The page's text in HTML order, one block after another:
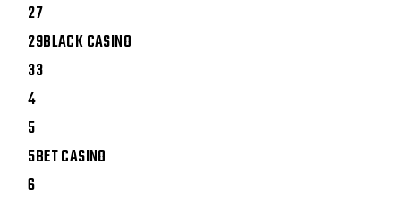
27
29BLACK CASINO
33
4
5
5BET CASINO
6